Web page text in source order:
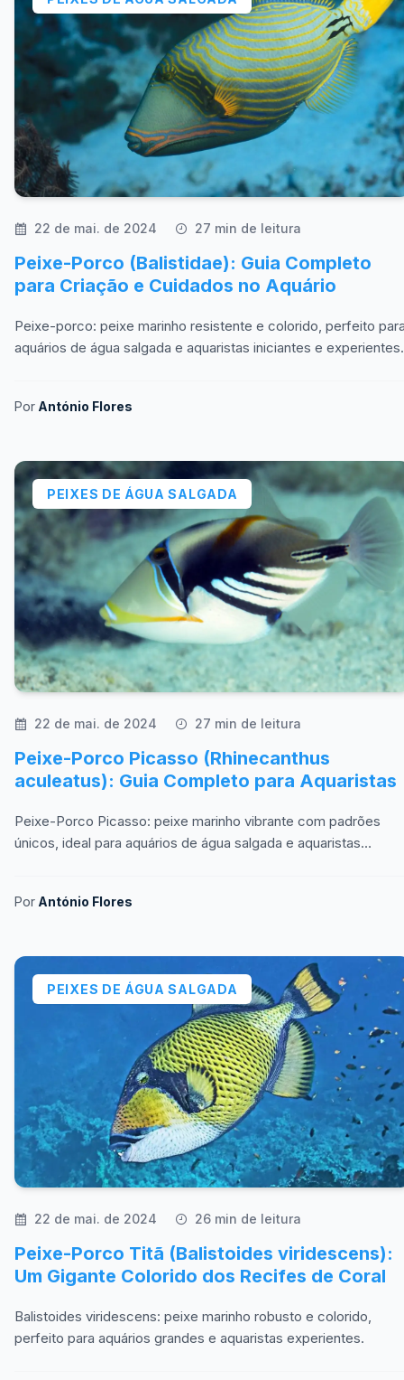
22 de mai. de 2024 27 min de leitura
Peixe-Porco (Balistidae): Guia Completo
para Criação e Cuidados no Aquário
Peixe-porco: peixe marinho resistente e colorido, perfeito
aquários de água salgada e aquaristas iniciantes e experientes.
Por António Flores
PEIXES DE ÁGUA SALGADA
22 de mai. de 2024 27 min de leitura
Peixe-Porco Picasso (Rhinecanthus
aculeatus): Guia Completo para Aquaristas
Peixe-Porco Picasso: peixe marinho vibrante com padrões
únicos, ideal para aquários de água salgada e aquaristas
Por António Flores
PEIXES DE ÁGUA SALGADA
22 de mai. de 2024 26 min de leitura
Peixe-Porco Titã (Balistoides viridescens):
Um Gigante Colorido dos Recifes de Coral
Balistoides viridescens: peixe marinho robusto e colorido,
perfeito para aquários grandes e aquaristas experientes.